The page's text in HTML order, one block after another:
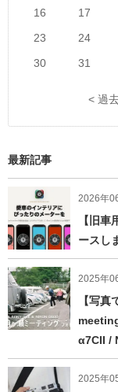
16
17
23
24
30
31
< 過
最新記事
2026年
【旧
ースし
2025年
【写
α7CII /
2025年